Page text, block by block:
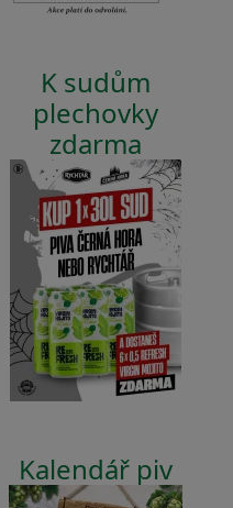
K sudům
plechovky
zdarma
Kalendář piv